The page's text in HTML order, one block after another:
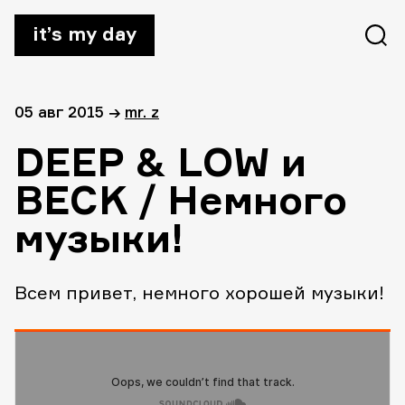
it’s my day
05 авг 2015 → mr. z
DEEP & LOW и
BECK / Немного
музыки!
Всем привет, немного хорошей музыки!